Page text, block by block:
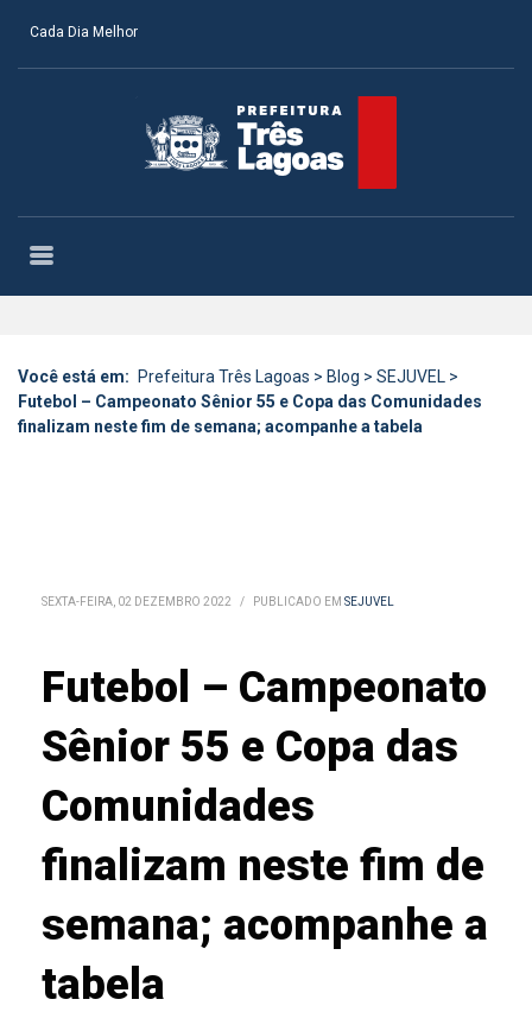
Cada Dia Melhor
Você está em: Prefeitura Três Lagoas > Blog > SEJUVEL >
Futebol – Campeonato Sênior 55 e Copa das Comunidades
finalizam neste fim de semana; acompanhe a tabela
SEXTA-FEIRA, 02 DEZEMBRO 2022 / PUBLICADO EM SEJUVEL
Futebol – Campeonato
Sênior 55 e Copa das
Comunidades
finalizam neste fim de
semana; acompanhe a
tabela